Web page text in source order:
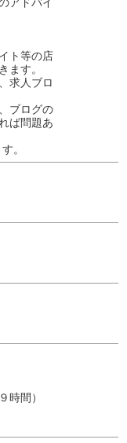
ト等の店
ます。
求人ブロ
ブログの
ば問題あ
。
時間）